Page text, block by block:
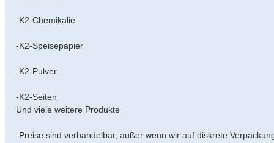
-K2-Chemikalie
-K2-Speisepapier
-K2-Pulver
-K2-Seiten
Und viele weitere Produkte
-Preise sind verhandelbar, außer wenn wir auf diskrete